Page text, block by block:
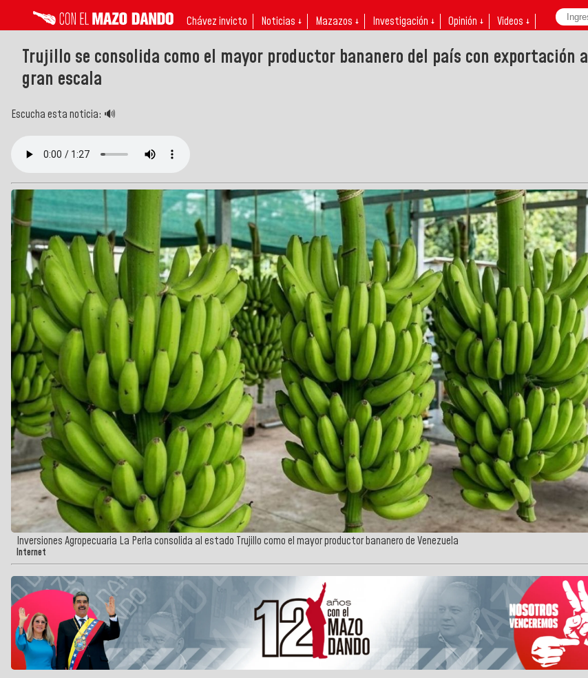
Chávez invicto Noticias ↓ Mazazos ↓ Investigación ↓ Opinión ↓ Videos ↓
Trujillo se consolida como el mayor productor bananero del país con exportación a
gran escala
Escucha esta noticia: 🔊
Inversiones Agropecuaria La Perla consolida al estado Trujillo como el mayor productor bananero de Venezuela
Internet